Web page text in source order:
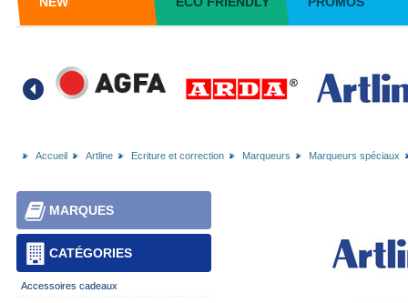
Accueil Artline Ecriture et correction Marqueurs Marqueurs spéciaux
CATÉGORIES
MARQUES
Accessoires cadeaux